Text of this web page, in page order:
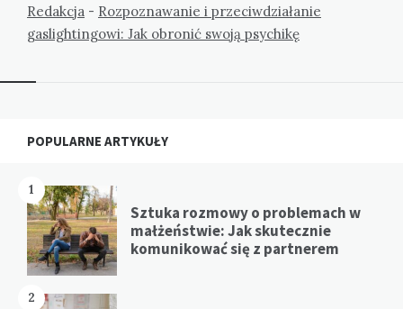
Redakcja - Rozpoznawanie i przeciwdziałanie
gaslightingowi: Jak obronić swoją psychikę
Widgets
POPULARNE ARTYKUŁY
1
Sztuka rozmowy o problemach w
małżeństwie: Jak skutecznie
komunikować się z partnerem
2